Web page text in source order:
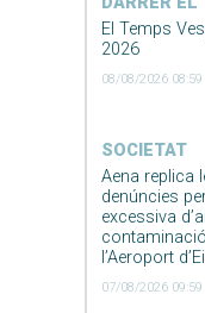
El Temps
2026
08/08/2026 08:59
SOCIETAT
Aena replica
denúncies
excessiva
l’Aeroport
07/08/2026 09:59